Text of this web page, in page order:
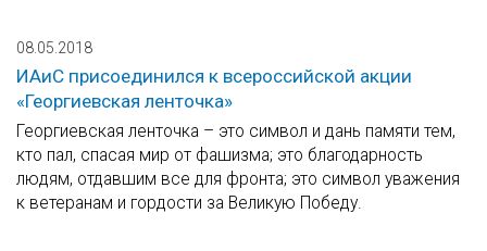
08.05.2018
ИАиС присоединился к всероссийской акции
«Георгиевская ленточка»
Георгиевская ленточка – это символ и дань памяти тем,
кто пал, спасая мир от фашизма; это благодарность
людям, отдавшим все для фронта; это символ уважения
к ветеранам и гордости за Великую Победу.